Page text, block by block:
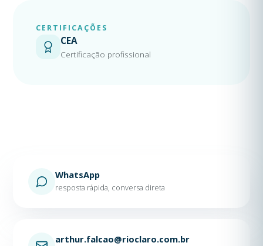
CERTIFICAÇÕES
CEA
Certificação profissional
WhatsApp
resposta rápida, conversa direta
arthur.falcao@rioclaro.com.br